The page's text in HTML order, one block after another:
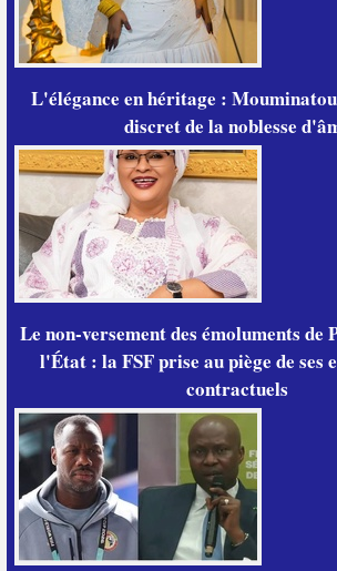
L'élégance en héritage :
discret de la noblesse
Le non-versement des émoluments de
l'État : la FSF prise au piège de ses
contractuels